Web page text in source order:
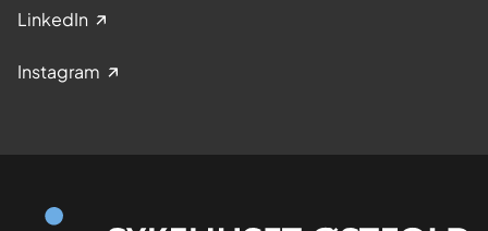
LinkedIn
Instagram